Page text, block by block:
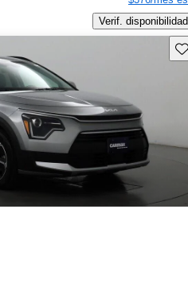
Verif. disponibilidad